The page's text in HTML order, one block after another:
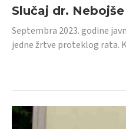
Slučaj dr.
Septembra 2023. godine
jedne žrtve proteklog rata.